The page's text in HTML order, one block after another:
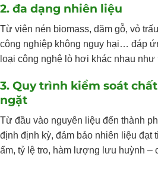
2. đa dạng nhiên liệu
Từ viên nén biomass, dăm gỗ, vỏ
công nghiệp không nguy hại… đáp
loại công nghệ lò hơi khác nhau
3. Quy trình kiểm soát
ngặt
Từ đầu vào nguyên liệu đến thành
định định kỳ, đảm bảo nhiên liệu đạt
ẩm, tỷ lệ tro, hàm lượng lưu huỳnh –